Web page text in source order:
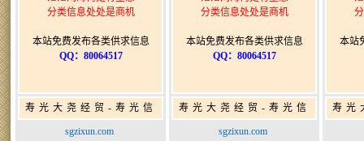
分类信息处处是商机
本站免费发布各类供求信息
QQ：80064517
寿光大尧经贸-寿光信
息网-免费信息发布网-
sgzixun.com
分类信息处处是商机
本站免费发布各类供求信息
QQ：80064517
寿光大尧经贸-寿光信
息网-免费信息发布网-
sgzixun.com
本站
寿光